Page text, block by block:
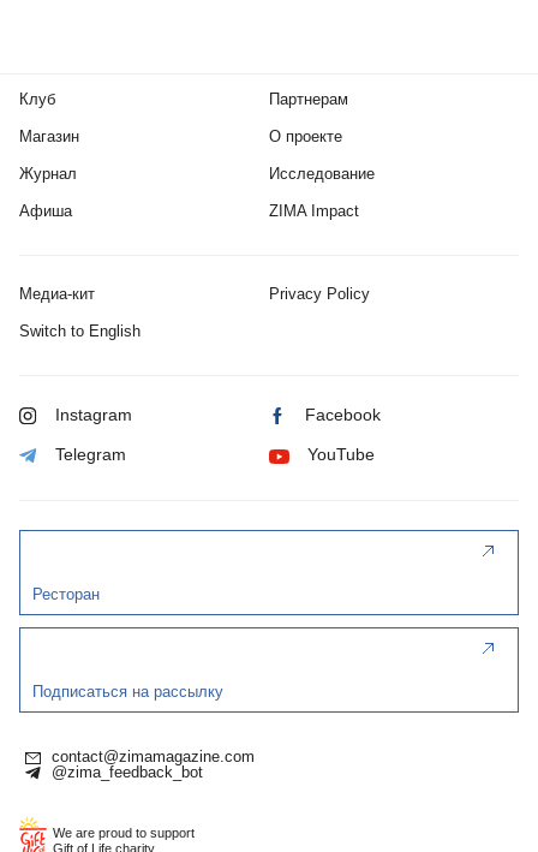
Клуб
Магазин
Журнал
Афиша
Партнерам
О проекте
Исследование
ZIMA Impact
Медиа-кит Privacy Policy
Switch to English
Instagram Facebook
Telegram YouTube
Ресторан
Подписаться на рассылку
contact@zimamagazine.com
@zima_feedback_bot
We are proud to support
Gift of Life charity